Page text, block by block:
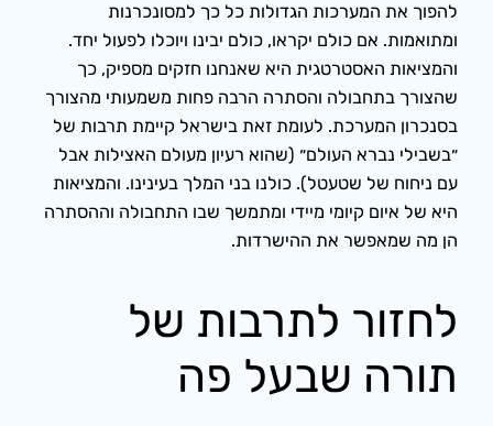
להפוך את המערכות הגדולות כל כך למסונכרנות
ומתואמות. אם כולם יקראו, כולם יבינו ויוכלו לפעול יחד.
והמציאות האסטרטגית היא שאנחנו חזקים מספיק, כך
שהצורך בתחבולה והסתרה הרבה פחות משמעותי מהצורך
בסנכרון המערכת. לעומת זאת בישראל קיימת תרבות של
״בשבילי נברא העולם״ (שהוא רעיון מעולם האצילות אבל
עם ניחוח של שטעטל). כולנו בני המלך בעינינו. והמציאות
היא של איום קיומי מיידי ומתמשך שבו התחבולה וההסתרה
הן מה שמאפשר את ההישרדות.
לחזור לתרבות של
תורה שבעל פה